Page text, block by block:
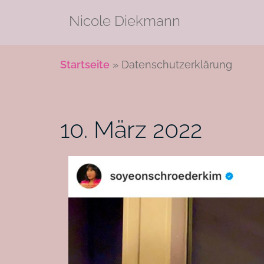
Nicole Diekmann
Startseite » Datenschutzerklärung
10. März 2022